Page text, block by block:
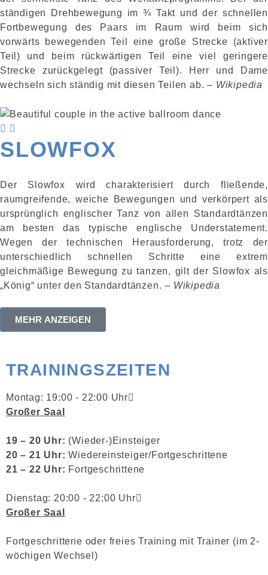
ständigen Drehbewegung im ¾ Takt und der schnellen
Fortbewegung des Paars im Raum wird beim sich
vorwärts bewegenden Teil eine große Strecke (aktiver
Teil) und beim rückwärtigen Teil eine viel geringere
Strecke zurück­gelegt (passiver Teil). Herr und Dame
wechseln sich ständig mit diesen Teilen ab. – Wikipedia
SLOWFOX
Der Slowfox wird charakterisiert durch fließende,
raumgreifende, weiche Bewegungen und verkörpert als
ursprünglich englischer Tanz von allen Standardtänzen
am besten das typische englische Understatement.
Wegen der technischen Heraus­forderung, trotz der
unterschiedlich schnellen Schritte eine extrem
gleichmäßige Bewegung zu tanzen, gilt der Slowfox als
„König“ unter den Standardtänzen. – Wikipedia
MEHR ANZEIGEN
TRAININGSZEITEN
Montag: 19:00 - 22:00 Uhr
Großer Saal
19 – 20 Uhr: (Wieder-)Einsteiger
20 – 21 Uhr: Wiedereinsteiger/Fortgeschrittene
21 – 22 Uhr: Fortgeschrittene
Dienstag: 20:00 - 22:00 Uhr
Großer Saal
Fortgeschrittene oder freies Training mit Trainer (im 2-
wöchigen Wechsel)